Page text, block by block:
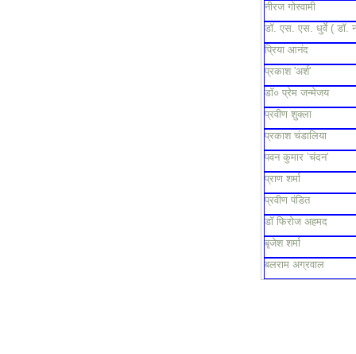
नीरज गोस्वामी
डॉ. एस. एस. धुर्वे ( डॉ.
प्रिया आनंद
प्रकाश 'अर्श'
डॉ० प्रेम जन्मेजय
प्रवीण शुक्ला
प्रकाश चंडालिया
पवन कुमार ’चंदन’
प्राण शर्मा
प्रवीण पंडित
डॉ फिरोज अहमद
बृजेश शर्मा
बलराम अग्रवाल